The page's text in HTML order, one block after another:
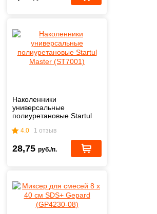
Наколенники
универсальные
полиуретановые Startul
4.0 1 отзыв
28,75 руб./п.